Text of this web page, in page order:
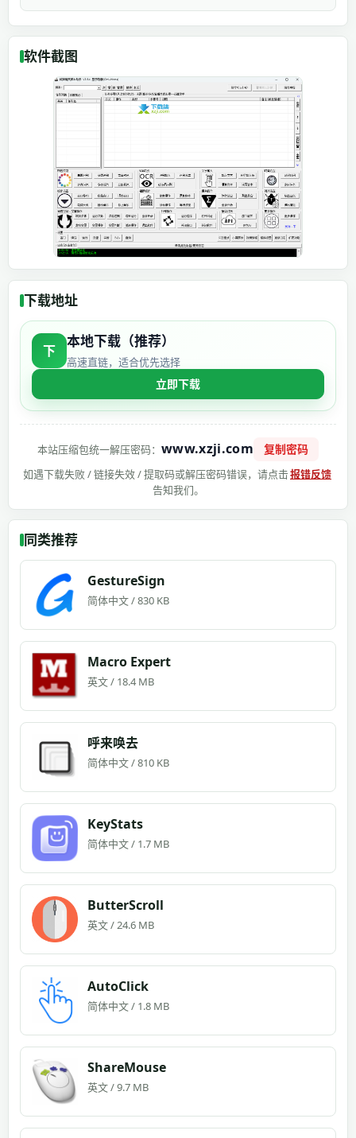
软件截图
下载地址
下
本地下载（推荐）
高速直链，适合优先选择
立即下载
本站压缩包统一解压密码：www.xzji.com 复制密码
如遇下载失败 / 链接失效 / 提取码或解压密码错误，请点击报错反馈
告知我们。
同类推荐
GestureSign
简体中文 / 830 KB
Macro Expert
英文 / 18.4 MB
呼来唤去
简体中文 / 810 KB
KeyStats
简体中文 / 1.7 MB
ButterScroll
英文 / 24.6 MB
AutoClick
简体中文 / 1.8 MB
ShareMouse
英文 / 9.7 MB